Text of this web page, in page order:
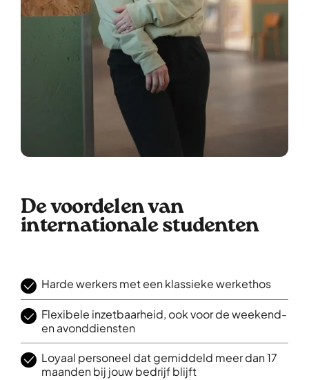
De voordelen van
internationale studenten
Harde werkers met een klassieke werkethos
Flexibele inzetbaarheid, ook voor de weekend-
en avonddiensten
Loyaal personeel dat gemiddeld meer dan 17
maanden bij jouw bedrijf blijft